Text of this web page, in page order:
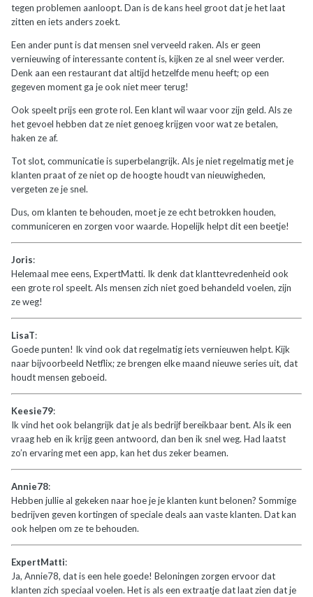
tegen problemen aanloopt. Dan is de kans heel groot dat je het laat
zitten en iets anders zoekt.
Een ander punt is dat mensen snel verveeld raken. Als er geen
vernieuwing of interessante content is, kijken ze al snel weer verder.
Denk aan een restaurant dat altijd hetzelfde menu heeft; op een
gegeven moment ga je ook niet meer terug!
Ook speelt prijs een grote rol. Een klant wil waar voor zijn geld. Als ze
het gevoel hebben dat ze niet genoeg krijgen voor wat ze betalen,
haken ze af.
Tot slot, communicatie is superbelangrijk. Als je niet regelmatig met je
klanten praat of ze niet op de hoogte houdt van nieuwigheden,
vergeten ze je snel.
Dus, om klanten te behouden, moet je ze echt betrokken houden,
communiceren en zorgen voor waarde. Hopelijk helpt dit een beetje!
Joris:
Helemaal mee eens, ExpertMatti. Ik denk dat klanttevredenheid ook
een grote rol speelt. Als mensen zich niet goed behandeld voelen, zijn
ze weg!
LisaT:
Goede punten! Ik vind ook dat regelmatig iets vernieuwen helpt. Kijk
naar bijvoorbeeld Netflix; ze brengen elke maand nieuwe series uit, dat
houdt mensen geboeid.
Keesie79:
Ik vind het ook belangrijk dat je als bedrijf bereikbaar bent. Als ik een
vraag heb en ik krijg geen antwoord, dan ben ik snel weg. Had laatst
zo’n ervaring met een app, kan het dus zeker beamen.
Annie78:
Hebben jullie al gekeken naar hoe je je klanten kunt belonen? Sommige
bedrijven geven kortingen of speciale deals aan vaste klanten. Dat kan
ook helpen om ze te behouden.
ExpertMatti:
Ja, Annie78, dat is een hele goede! Beloningen zorgen ervoor dat
klanten zich speciaal voelen. Het is als een extraatje dat laat zien dat je